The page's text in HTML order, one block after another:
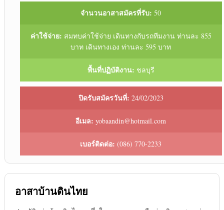
จำนวนอาสาสมัครที่รับ: 50
ค่าใช้จ่าย: สมทบค่าใช้จ่าย เดินทางกับรถทีมงาน ท่านละ 855
บาท เดินทางเอง ท่านละ 595 บาท
พื้นที่ปฏิบัติงาน: ชลบุรี
ปิดรับสมัครวันที่: 24/02/2023
อีเมล: yobaandin@hotmail.com
เบอร์ติดต่อ: (086) 770-2233
อาสาบ้านดินไทย